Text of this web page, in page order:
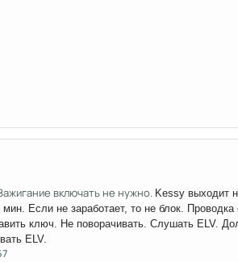
включать не нужно. Kessy выходит
Если не заработает, то не блок.
ключ. Не поворачивать. Слушать ELV.
ELV.